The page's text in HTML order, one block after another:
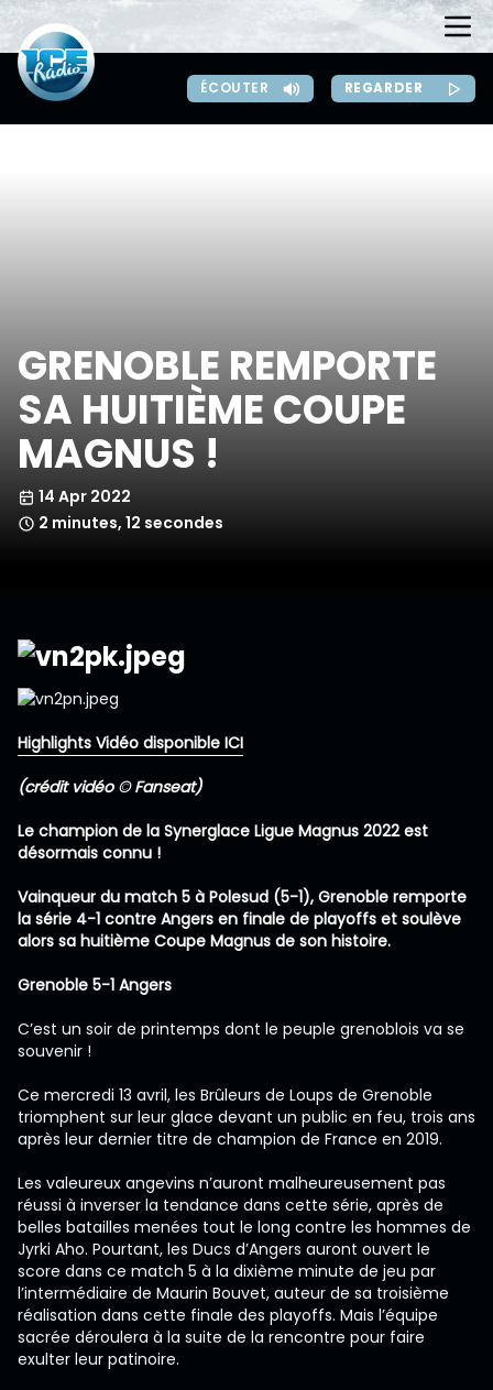
ÉCOUTER REGARDER
GRENOBLE REMPORTE
SA HUITIÈME COUPE
MAGNUS !
14 Apr 2022
2 minutes, 12 secondes
Highlights Vidéo disponible ICI
(crédit vidéo © Fanseat)
Le champion de la Synerglace Ligue Magnus 2022 est
désormais connu !
Vainqueur du match 5 à Polesud (5-1), Grenoble remporte
la série 4-1 contre Angers en finale de playoffs et soulève
alors sa huitième Coupe Magnus de son histoire.
Grenoble 5-1 Angers
C’est un soir de printemps dont le peuple grenoblois va se
souvenir !
Ce mercredi 13 avril, les Brûleurs de Loups de Grenoble
triomphent sur leur glace devant un public en feu, trois ans
après leur dernier titre de champion de France en 2019.
Les valeureux angevins n’auront malheureusement pas
réussi à inverser la tendance dans cette série, après de
belles batailles menées tout le long contre les hommes de
Jyrki Aho. Pourtant, les Ducs d’Angers auront ouvert le
score dans ce match 5 à la dixième minute de jeu par
l’intermédiaire de Maurin Bouvet, auteur de sa troisième
réalisation dans cette finale des playoffs. Mais l’équipe
sacrée déroulera à la suite de la rencontre pour faire
exulter leur patinoire.